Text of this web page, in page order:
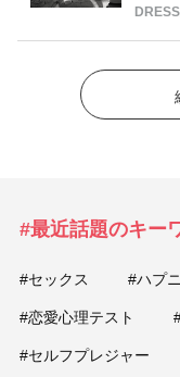
#最近話題のキー
#セックス #ハプ
#恋愛心理テスト
#セルフプレジャー